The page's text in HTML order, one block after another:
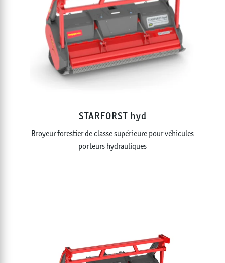
STARFORST hyd
Broyeur forestier de classe supérieure pour véhicules
porteurs hydrauliques